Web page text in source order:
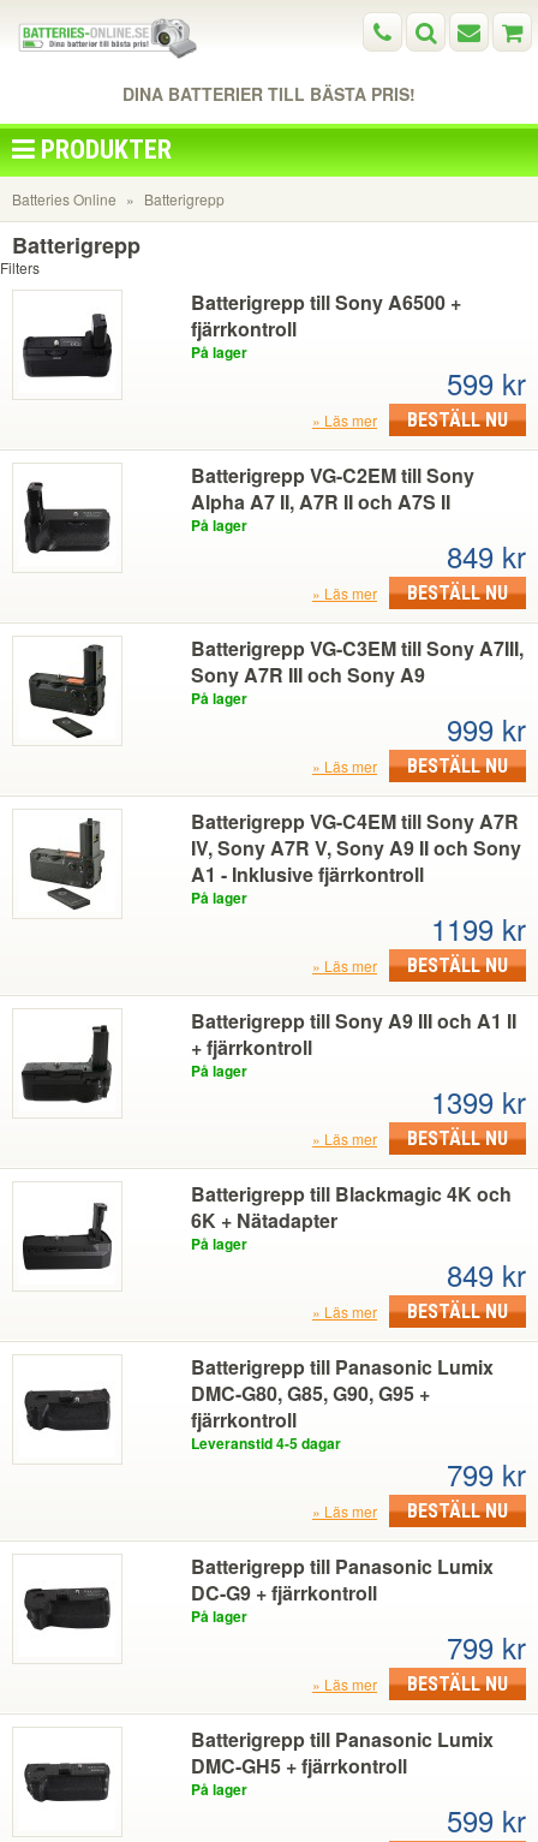
DINA BATTERIER TILL BÄSTA PRIS!
PRODUKTER
Batteries Online Batterigrepp
Batterigrepp
Filters
Batterigrepp till Sony A6500 +
fjärrkontroll
På lager
599 kr
BESTÄLL NU
Läs mer
Batterigrepp VG-C2EM till Sony
Alpha A7 II, A7R II och A7S II
På lager
849 kr
BESTÄLL NU
Läs mer
Batterigrepp VG-C3EM till Sony A7III,
Sony A7R III och Sony A9
På lager
999 kr
BESTÄLL NU
Läs mer
Batterigrepp VG-C4EM till Sony A7R
IV, Sony A7R V, Sony A9 II och Sony
A1 - Inklusive fjärrkontroll
På lager
1199 kr
BESTÄLL NU
Läs mer
Batterigrepp till Sony A9 III och A1 II
+ fjärrkontroll
På lager
1399 kr
BESTÄLL NU
Läs mer
Batterigrepp till Blackmagic 4K och
6K + Nätadapter
På lager
849 kr
BESTÄLL NU
Läs mer
Batterigrepp till Panasonic Lumix
DMC-G80, G85, G90, G95 +
fjärrkontroll
Leveranstid 4-5 dagar
799 kr
BESTÄLL NU
Läs mer
Batterigrepp till Panasonic Lumix
DC-G9 + fjärrkontroll
På lager
799 kr
BESTÄLL NU
Läs mer
Batterigrepp till Panasonic Lumix
DMC-GH5 + fjärrkontroll
På lager
599 kr